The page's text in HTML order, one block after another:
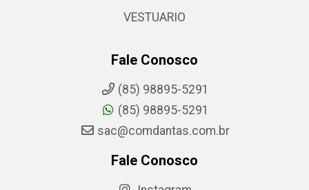
VESTUARIO
Fale Conosco
(85) 98895-5291
(85) 98895-5291
sac@comdantas.com.br
Fale Conosco